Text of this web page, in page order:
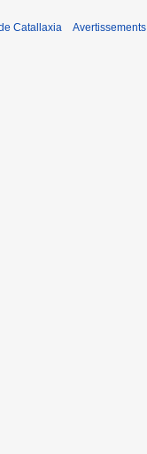
Catallaxia Avertissements